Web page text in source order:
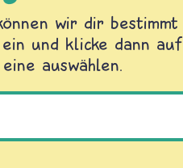
wir dir
und klicke dann auf
auswählen.